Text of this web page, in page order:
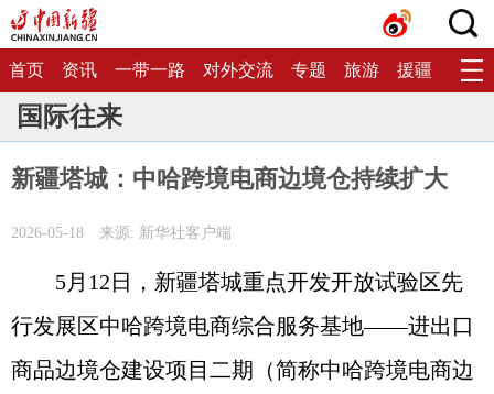
首页 资讯 一带一路 对外交流 专题 旅游 援疆 生态
国际往来
新疆塔城：中哈跨境电商边境仓持续扩大
2026-05-18 来源: 新华社客户端
5月12日，新疆塔城重点开发开放试验区先
行发展区中哈跨境电商综合服务基地——进出口
商品边境仓建设项目二期（简称中哈跨境电商边